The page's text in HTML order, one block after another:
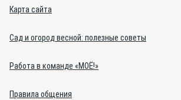
Карта сайта
Сад и огород весной: полезные советы
Работа в команде «МОЁ!»
Правила общения